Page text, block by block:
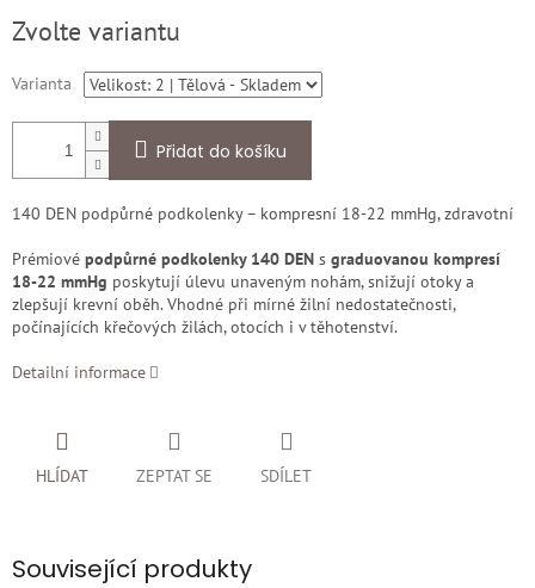
cena:
Zvolte variantu
Varianta
Přidat do košíku
140 DEN podpůrné podkolenky – kompresní 18-22 mmHg, zdravotní
Prémiové podpůrné podkolenky 140 DEN s graduovanou kompresí
18-22 mmHg poskytují úlevu unaveným nohám, snižují otoky a
zlepšují krevní oběh. Vhodné při mírné žilní nedostatečnosti,
počínajících křečových žilách, otocích i v těhotenství.
Detailní informace
ZEPTAT SE
HLÍDAT SDÍLET
Související produkty